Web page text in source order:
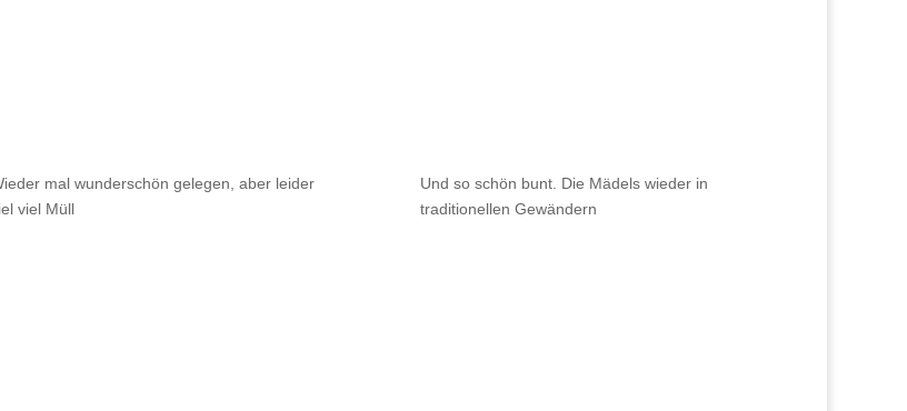
mal wunderschön gelegen, aber leider
viel Müll
Und so schön bunt. Die Mädels wieder in
traditionellen Gewändern